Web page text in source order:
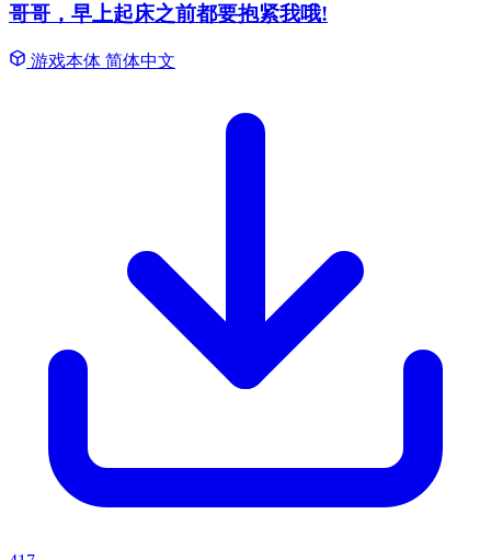
哥哥，早上起床之前都要抱紧我哦!
游戏本体 简体中文